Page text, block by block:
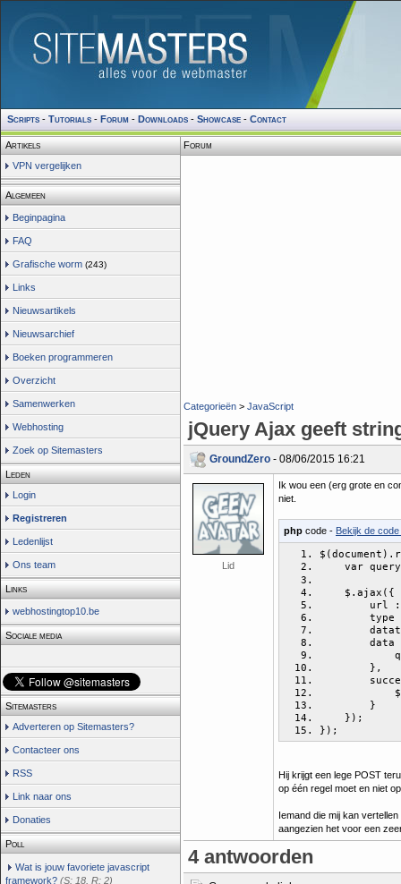
Scripts - Tutorials - Forum - Downloads - Showcase - Contact
Artikels
VPN vergelijken
Algemeen
Beginpagina
FAQ
Grafische worm (243)
Links
Nieuwsartikels
Nieuwsarchief
Boeken programmeren
Overzicht
Samenwerken
Webhosting
Zoek op Sitemasters
Leden
Login
Registreren
Ledenlijst
Ons team
Links
webhostingtop10.be
Sociale media
Sitemasters
Adverteren op Sitemasters?
Contacteer ons
RSS
Link naar ons
Donaties
Poll
Wat is jouw favoriete javascript
framework? (S: 18 R: 2)
Forum
Categorieën > JavaScript
jQuery Ajax geeft
GroundZero - 08/06/2015 16:21
Lid
Ik wou een (erg grote en
niet.
php code - Bekijk de
var
    $.ajax({
url
type
data
        },
        }
    });
});
Hij krijgt een lege POST
op één regel moet en niet
Iemand die mij kan
aangezien het voor een
4 antwoorden